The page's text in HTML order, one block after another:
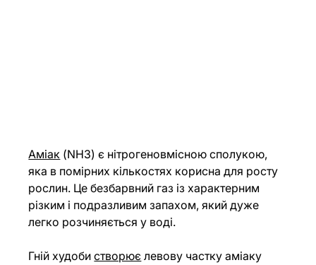
Аміак (NH3) є нітрогеновмісною сполукою,
яка в помірних кількостях корисна для росту
рослин. Це безбарвний газ із характерним
різким і подразливим запахом, який дуже
легко розчиняється у воді.
Гній худоби створює левову частку аміаку